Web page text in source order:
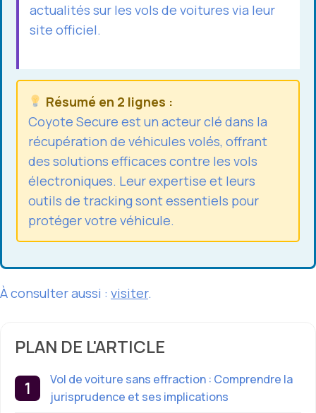
actualités sur les vols de voitures via leur
site officiel.
Résumé en 2 lignes :
Coyote Secure est un acteur clé dans la
récupération de véhicules volés, offrant
des solutions efficaces contre les vols
électroniques. Leur expertise et leurs
outils de tracking sont essentiels pour
protéger votre véhicule.
À consulter aussi : visiter.
PLAN DE L'ARTICLE
Vol de voiture sans effraction : Comprendre la
jurisprudence et ses implications